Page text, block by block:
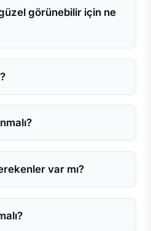
görünebilir için ne
var mı?